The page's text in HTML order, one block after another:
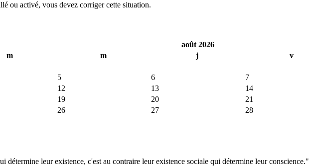
ou activé, vous devez corriger cette situation.
août 2026
m m j v
5 6 7
12 13 14
19 20 21
26 27 28
détermine leur existence, c'est au contraire leur existence sociale qui détermine leur conscience."